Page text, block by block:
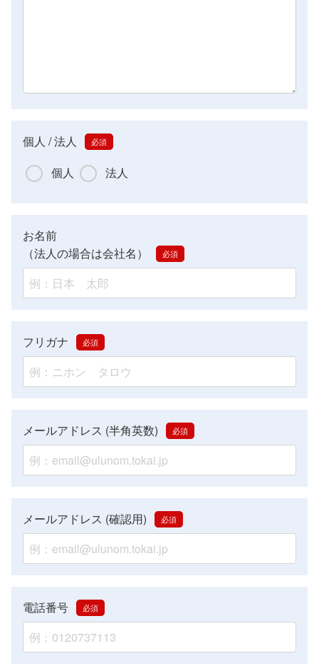
個人 / 法人
個人
法人
お名前
（法人の場合は会社名）
フリガナ
メールアドレス (半角英数)
メールアドレス (確認用)
電話番号